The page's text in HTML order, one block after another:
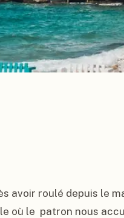
avoir roulé depuis le
où le  patron nous